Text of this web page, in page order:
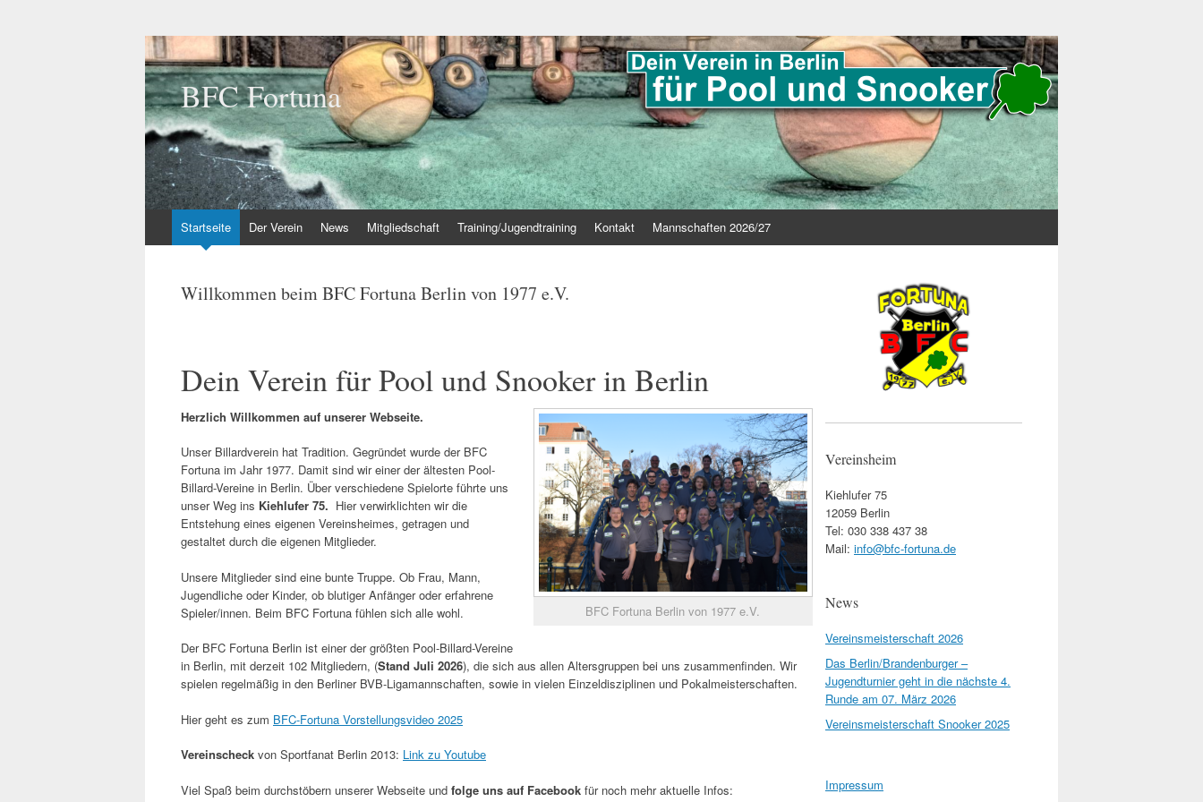
BFC Fortuna
Inhalt
Startseite Der Verein News Mitgliedschaft Training/Jugendtraining Kontakt Mannschaften 2026/27
Willkommen beim BFC Fortuna Berlin von 1977 e.V.
Dein Verein für Pool und Snooker in Berlin
BFC Fortuna Berlin von 1977 e.V.
Herzlich Willkommen auf unserer Webseite.
Unser Billardverein hat Tradition. Gegründet wurde der BFC
Fortuna im Jahr 1977. Damit sind wir einer der ältesten Pool-
Billard-Vereine in Berlin. Über verschiedene Spielorte führte uns
unser Weg ins Kiehlufer 75. Hier verwirklichten wir die
Entstehung eines eigenen Vereinsheimes, getragen und
gestaltet durch die eigenen Mitglieder.
Unsere Mitglieder sind eine bunte Truppe. Ob Frau, Mann,
Jugendliche oder Kinder, ob blutiger Anfänger oder erfahrene
Spieler/innen. Beim BFC Fortuna fühlen sich alle wohl.
Der BFC Fortuna Berlin ist einer der größten Pool-Billard-Vereine
in Berlin, mit derzeit 102 Mitgliedern, (Stand Juli 2026), die sich aus allen Altersgruppen bei uns zusammenfinden. Wir
spielen regelmäßig in den Berliner BVB-Ligamannschaften, sowie in vielen Einzeldisziplinen und Pokalmeisterschaften.
Hier geht es zum BFC-Fortuna Vorstellungsvideo 2025
Vereinscheck von Sportfanat Berlin 2013: Link zu Youtube
Viel Spaß beim durchstöbern unserer Webseite und folge uns auf Facebook für noch mehr aktuelle Infos:
Vereinsheim
Kiehlufer 75
12059 Berlin
Tel: 030 338 437 38
Mail: info@bfc-fortuna.de
News
Vereinsmeisterschaft 2026
Das Berlin/Brandenburger –
Jugendturnier geht in die nächste 4.
Runde am 07. März 2026
Vereinsmeisterschaft Snooker 2025
Impressum